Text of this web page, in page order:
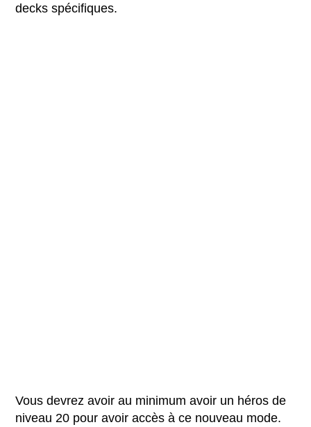
decks spécifiques.
Vous devrez avoir au minimum avoir un héros de
niveau 20 pour avoir accès à ce nouveau mode.